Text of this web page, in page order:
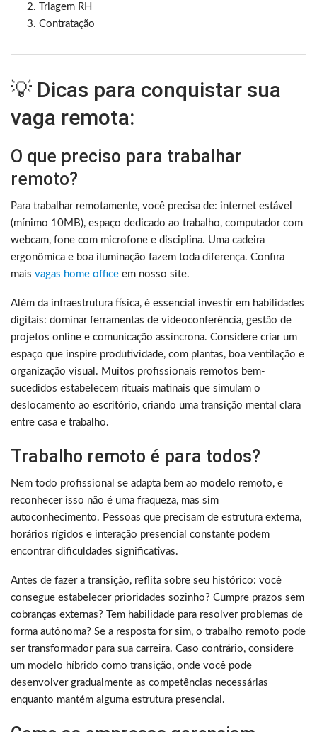
Triagem RH
Contratação
💡 Dicas para conquistar sua
vaga remota:
O que preciso para trabalhar
remoto?
Para trabalhar remotamente, você precisa de: internet estável
(mínimo 10MB), espaço dedicado ao trabalho, computador com
webcam, fone com microfone e disciplina. Uma cadeira
ergonômica e boa iluminação fazem toda diferença. Confira
mais vagas home office em nosso site.
Além da infraestrutura física, é essencial investir em habilidades
digitais: dominar ferramentas de videoconferência, gestão de
projetos online e comunicação assíncrona. Considere criar um
espaço que inspire produtividade, com plantas, boa ventilação e
organização visual. Muitos profissionais remotos bem-
sucedidos estabelecem rituais matinais que simulam o
deslocamento ao escritório, criando uma transição mental clara
entre casa e trabalho.
Trabalho remoto é para todos?
Nem todo profissional se adapta bem ao modelo remoto, e
reconhecer isso não é uma fraqueza, mas sim
autoconhecimento. Pessoas que precisam de estrutura externa,
horários rígidos e interação presencial constante podem
encontrar dificuldades significativas.
Antes de fazer a transição, reflita sobre seu histórico: você
consegue estabelecer prioridades sozinho? Cumpre prazos sem
cobranças externas? Tem habilidade para resolver problemas de
forma autônoma? Se a resposta for sim, o trabalho remoto pode
ser transformador para sua carreira. Caso contrário, considere
um modelo híbrido como transição, onde você pode
desenvolver gradualmente as competências necessárias
enquanto mantém alguma estrutura presencial.